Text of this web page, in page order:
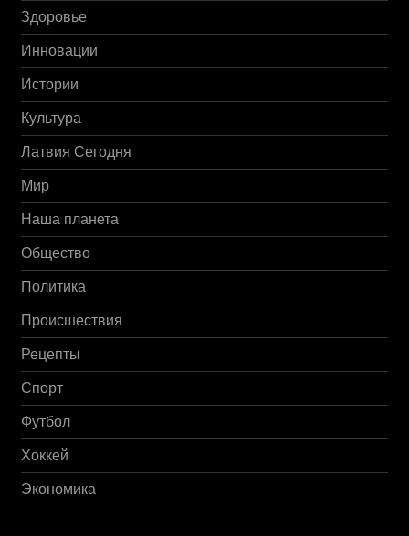
Здоровье
Инновации
Истории
Культура
Латвия Сегодня
Мир
Наша планета
Общество
Политика
Происшествия
Рецепты
Спорт
Футбол
Хоккей
Экономика